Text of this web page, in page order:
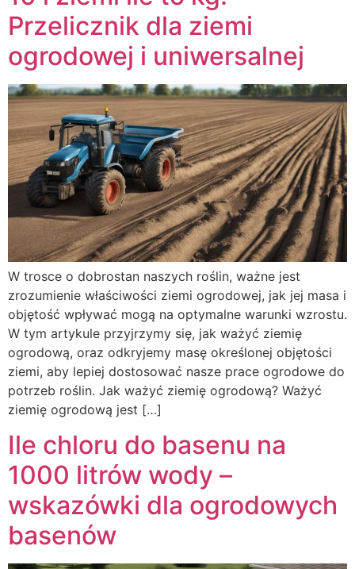
Przelicznik dla ziemi
ogrodowej i uniwersalnej
W trosce o dobrostan naszych roślin, ważne jest
zrozumienie właściwości ziemi ogrodowej, jak jej masa i
objętość wpływać mogą na optymalne warunki wzrostu.
W tym artykule przyjrzymy się, jak ważyć ziemię
ogrodową, oraz odkryjemy masę określonej objętości
ziemi, aby lepiej dostosować nasze prace ogrodowe do
potrzeb roślin. Jak ważyć ziemię ogrodową? Ważyć
ziemię ogrodową jest […]
Ile chloru do basenu na
1000 litrów wody –
wskazówki dla ogrodowych
basenów